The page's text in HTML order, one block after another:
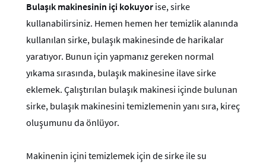
Bulaşık makinesinin içi kokuyor ise, sirke
kullanabilirsiniz. Hemen hemen her temizlik alanında
kullanılan sirke, bulaşık makinesinde de harikalar
yaratıyor. Bunun için yapmanız gereken normal
yıkama sırasında, bulaşık makinesine ilave sirke
eklemek. Çalıştırılan bulaşık makinesi içinde bulunan
sirke, bulaşık makinesini temizlemenin yanı sıra, kireç
oluşumunu da önlüyor.
Makinenin içini temizlemek için de sirke ile su